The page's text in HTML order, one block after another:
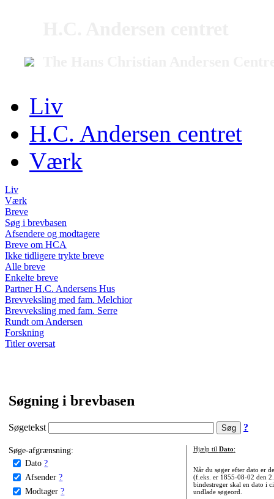
Liv
H.C. Andersen centret
Værk
Liv
Værk
Breve
Søg i brevbasen
Afsendere og modtagere
Breve om HCA
Ikke tidligere trykte breve
Alle breve
Enkelte breve
Partner H.C. Andersens Hus
Brevveksling med fam. Melchior
Brevveksling med fam. Serre
Rundt om Andersen
Forskning
Titler oversat
Søgning i brevbasen
Søgetekst ?
Søge-afgrænsning:
Dato ?
Afsender ?
Modtager ?
Hjælp til Dato:
Når du søger efter dato er
(f.eks. er 1855-08-02 den
bindestreger skal en dato i
undlade søgeord.